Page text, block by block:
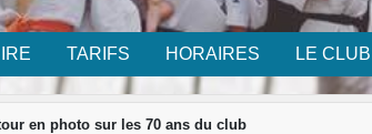
TARIFS HORAIRES LE CLUB
en photo sur les 70 ans du club